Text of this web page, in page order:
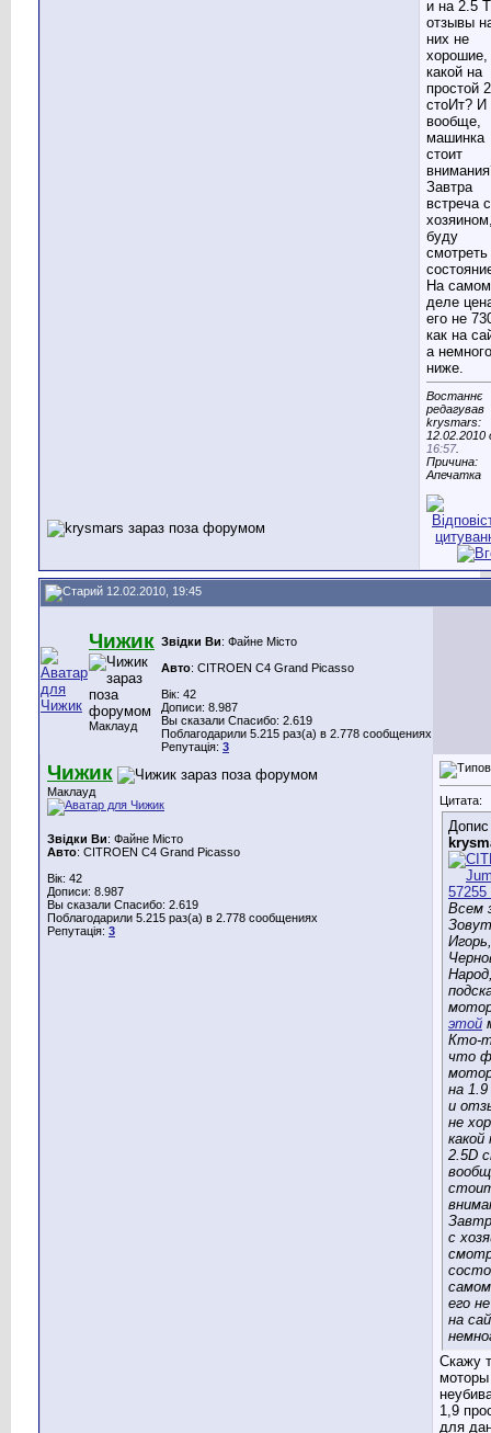
и на 2.5
отзывы
них не
хорошие,
какой на
простой
стоИт? И
вообще,
машинка
стоит
Завтра
встреча с
буду
смотреть
На самом
деле
его не
как на
а немного
ниже.
Востаннє
редагував
krysmars:
12.02.2010
16:57.
Причина:
Апечатка
12.02.2010, 19:45
Чижик
Маклауд
Звідки Ви: Файне Місто
Авто: CITROEN C4 Grand Picasso
Вік: 42
Дописи: 8.987
Вы сказали Спасибо: 2.619
Поблагодарили 5.215 раз(а) в 2.778 сообщениях
Репутація: 3
Чижик
Маклауд
Звідки Ви: Файне Місто
Авто: CITROEN C4 Grand Picasso
Вік: 42
Дописи: 8.987
Вы сказали Спасибо: 2.619
Поблагодарили 5.215 раз(а) в 2.778 сообщениях
Репутація: 3
Цитата:
Допис
Всем
этой
Кто-
что
на
и
не
какой
2.5D
с
его
на
Скажу
моторы
1,9
для